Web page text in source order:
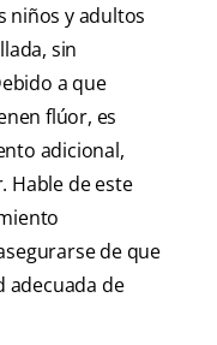
niños y adultos
sin
a que
flúor, es
adicional,
Hable de este
de que
adecuada de